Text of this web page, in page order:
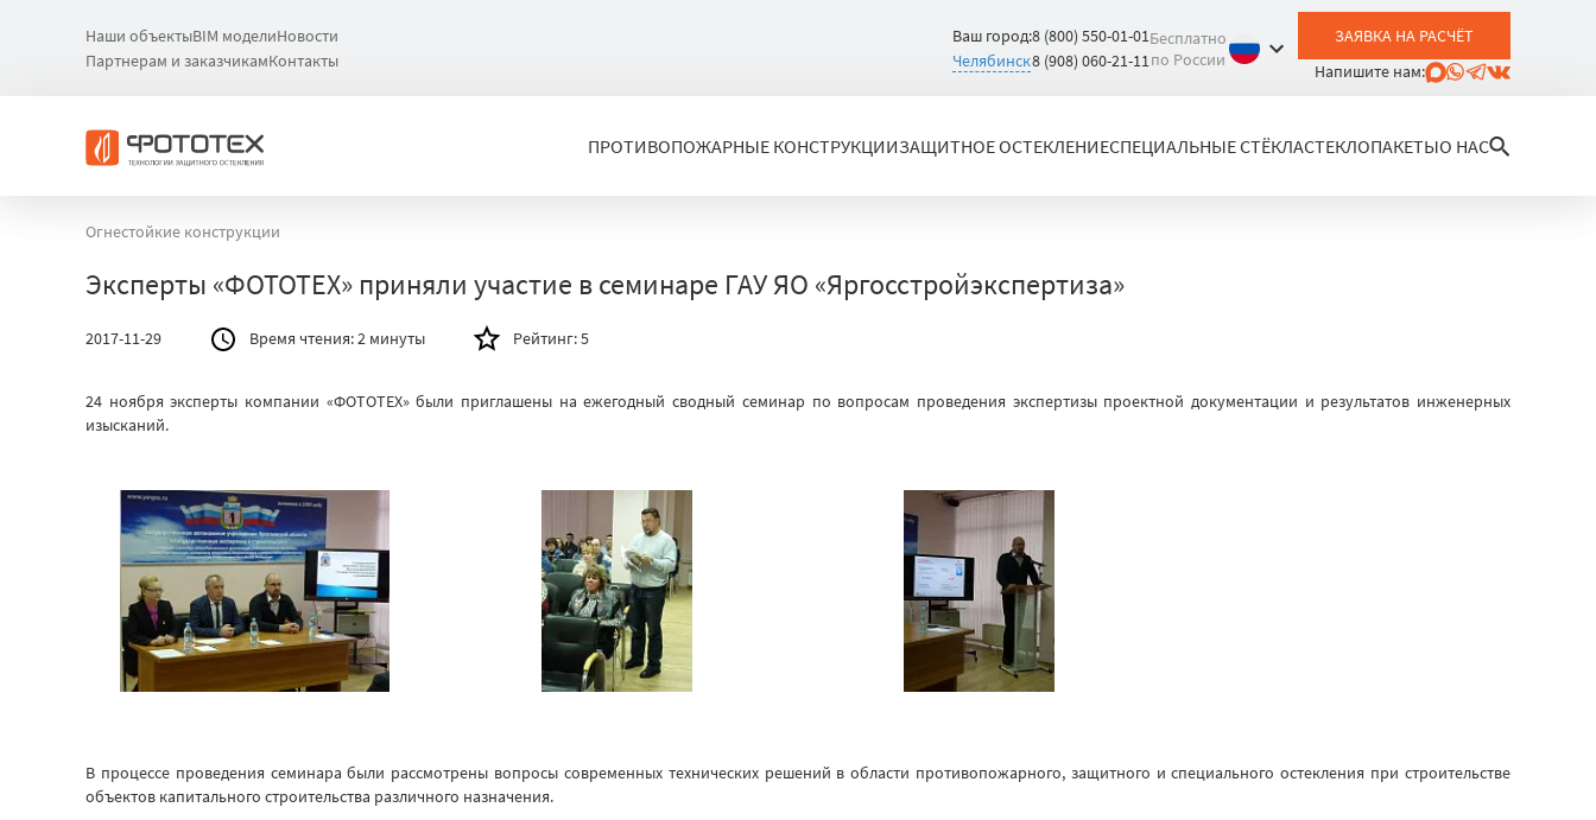
Наши объектыBIM моделиНовости
Партнерам и заказчикамКонтакты
Ваш город:
Челябинск
8 (800) 550-01-01
8 (908) 060-21-11
Бесплатно
по России
ЗАЯВКА НА РАСЧЁТ
Напишите нам:
ПРОТИВОПОЖАРНЫЕ КОНСТРУКЦИИЗАЩИТНОЕ ОСТЕКЛЕНИЕСПЕЦИАЛЬНЫЕ СТЁКЛАСТЕКЛОПАКЕТЫО НАС
Огнестойкие конструкции
Эксперты «ФОТОТЕХ» приняли участие в семинаре ГАУ ЯО «Яргосстройэкспертиза»
2017-11-29 Время чтения:2 минуты Рейтинг:5
24 ноября эксперты компании «ФОТОТЕХ» были приглашены на ежегодный сводный семинар по вопросам проведения экспертизы проектной документации и результатов инженерных
изысканий.
В процессе проведения семинара были рассмотрены вопросы современных технических решений в области противопожарного, защитного и специального остекления при строительстве
объектов капитального строительства различного назначения.